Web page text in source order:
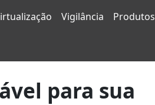
Vigilância Produtos
para sua